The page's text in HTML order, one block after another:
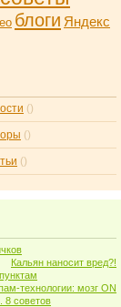
блоги Яндекс
()
()
()
Кальян наносит вред?!
технологии: мозг ON
8 советов